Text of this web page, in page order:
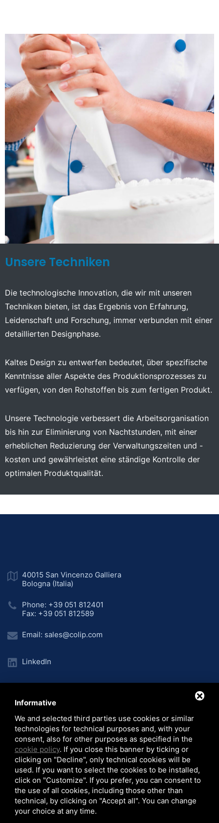
Unsere Techniken
Die technologische Innovation, die wir mit unseren
Techniken bieten, ist das Ergebnis von Erfahrung,
Leidenschaft und Forschung, immer verbunden mit einer
detaillierten Designphase.
Kaltes Design zu entwerfen bedeutet, über spezifische
Kenntnisse aller Aspekte des Produktionsprozesses zu
verfügen, von den Rohstoffen bis zum fertigen Produkt.
Unsere Technologie verbessert die Arbeitsorganisation
bis hin zur Eliminierung von Nachtstunden, mit einer
erheblichen Reduzierung der Verwaltungszeiten und -
kosten und gewährleistet eine ständige Kontrolle der
optimalen Produktqualität.
40015 San Vincenzo Galliera
Bologna (Italia)
Phone: +39 051 812401
Fax: +39 051 812589
Email: sales@colip.com
LinkedIn
Home /
Anlagen / Projekte / Video / News /
© 2026 COLIP Srl - C.F. 03986760373 - P.I. 00685571200
Sitemap - Privacy Policy - Cookie Policy - Note Legali
La Società COLIP Srl ha ricevuto i benefici rientranti nel regime degli aiuti di
Stato o regime de minimis per il quale sussiste l’obbligo di pubblicazione nel
Informative
We and selected third parties use cookies or similar
technologies for technical purposes and, with your
consent, also for other purposes as specified in the
cookie policy. If you close this banner by ticking or
clicking on "Decline", only technical cookies will be
used. If you want to select the cookies to be installed,
click on "Customize". If you prefer, you can consent to
the use of all cookies, including those other than
technical, by clicking on "Accept all". You can change
your choice at any time.